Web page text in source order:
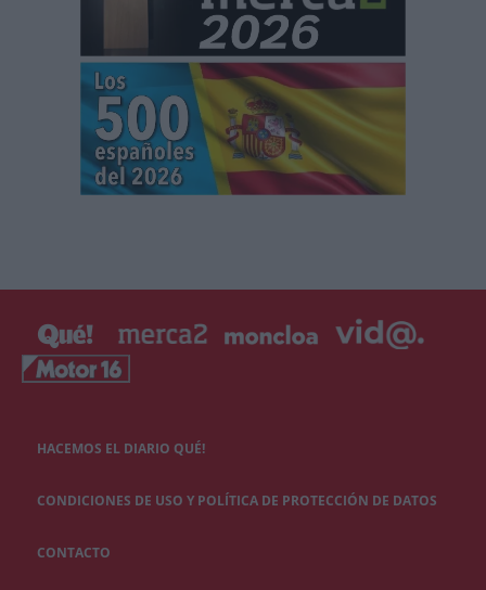
HACEMOS EL DIARIO QUÉ!
CONDICIONES DE USO Y POLÍTICA DE PROTECCIÓN DE DATOS
CONTACTO